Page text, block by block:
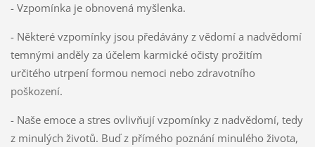
- Vzpomínka je obnovená myšlenka.
- Některé vzpomínky jsou předávány z vědomí a nadvědomí
temnými anděly za účelem karmické očisty prožitím
určitého utrpení formou nemoci nebo zdravotního
poškození.
- Naše emoce a stres ovlivňují vzpomínky z nadvědomí, tedy
z minulých životů. Buď z přímého poznání minulého života,